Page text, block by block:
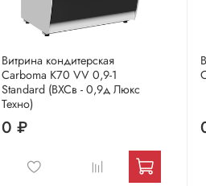
Витрина кондитерская
Carboma K70 VV 0,9-1
Standard (ВХСв - 0,9д Люкс
Техно)
0 ₽